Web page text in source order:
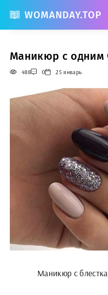
WOMANDAY.TOP
Маникюр с одним
488 0 25 январь
Маникюр с